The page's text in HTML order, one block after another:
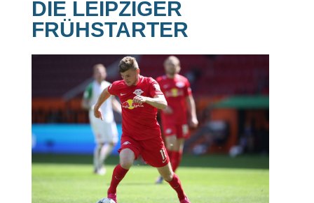
DIE LEIPZIGER
FRÜHSTARTER